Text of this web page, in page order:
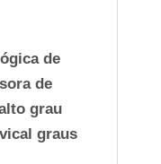
de
de
grau
graus